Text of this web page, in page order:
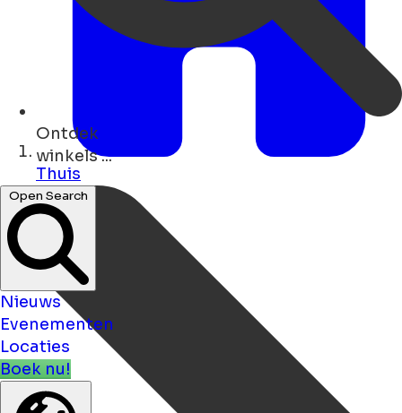
Ontdek
kunst ...
Open Search
Nieuws
Evenementen
Locaties
Boek nu!
Thuis